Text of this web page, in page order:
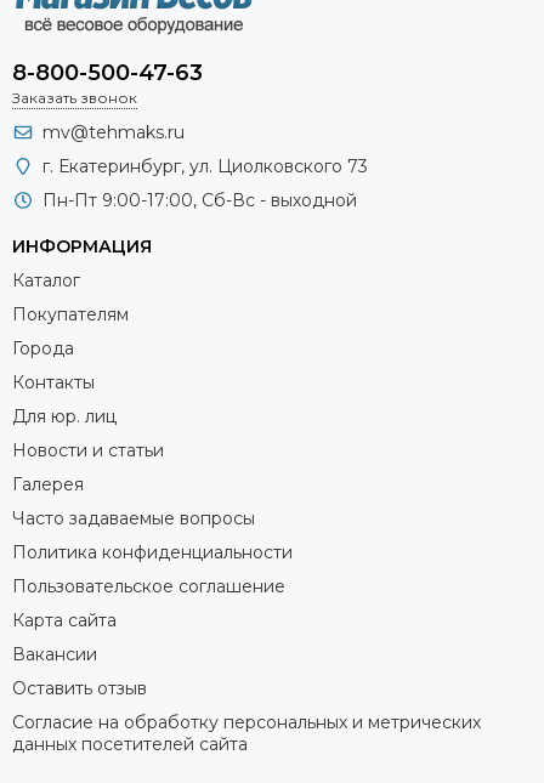
8-800-500-47-63
Заказать звонок
mv@tehmaks.ru
г. Екатеринбург, ул. Циолковского 73
Пн-Пт 9:00-17:00, Сб-Вс - выходной
ИНФОРМАЦИЯ
Каталог
Покупателям
Города
Контакты
Для юр. лиц
Новости и статьи
Галерея
Часто задаваемые вопросы
Политика конфиденциальности
Пользовательское соглашение
Карта сайта
Вакансии
Оставить отзыв
Согласие на обработку персональных и метрических
данных посетителей сайта